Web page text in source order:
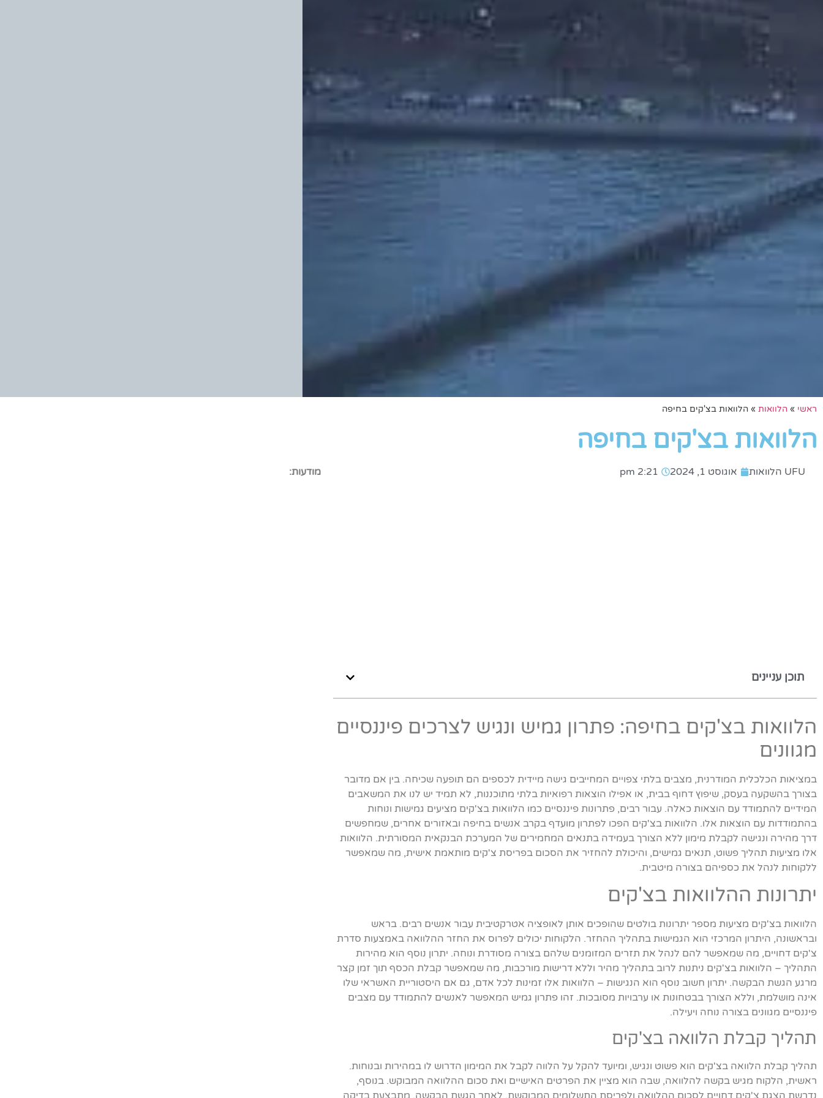
ראשי » הלוואות » הלוואות בצ'קים בחיפה
הלוואות בצ'קים בחיפה
UFU הלוואות אוגוסט 1, 2024 2:21 pm
תוכן עניינים
הלוואות בצ'קים בחיפה: פתרון גמיש ונגיש לצרכים פיננסיים
מגוונים
במציאות הכלכלית המודרנית, מצבים בלתי צפויים המחייבים גישה מיידית לכספים הם תופעה שכיחה. בין אם מדובר
בצורך בהשקעה בעסק, שיפוץ דחוף בבית, או אפילו הוצאות רפואיות בלתי מתוכננות, לא תמיד יש לנו את המשאבים
המידיים להתמודד עם הוצאות כאלה. עבור רבים, פתרונות פיננסיים כמו הלוואות בצ'קים מציעים גמישות ונוחות
בהתמודדות עם הוצאות אלו. הלוואות בצ'קים הפכו לפתרון מועדף בקרב אנשים בחיפה ובאזורים אחרים, שמחפשים
דרך מהירה ונגישה לקבלת מימון ללא הצורך בעמידה בתנאים המחמירים של המערכת הבנקאית המסורתית. הלוואות
אלו מציעות תהליך פשוט, תנאים גמישים, והיכולת להחזיר את הסכום בפריסת צ'קים מותאמת אישית, מה שמאפשר
ללקוחות לנהל את כספיהם בצורה מיטבית.
יתרונות ההלוואות בצ'קים
הלוואות בצ'קים מציעות מספר יתרונות בולטים שהופכים אותן לאופציה אטרקטיבית עבור אנשים רבים. בראש
ובראשונה, היתרון המרכזי הוא הגמישות בתהליך ההחזר. הלקוחות יכולים לפרוס את החזר ההלוואה באמצעות סדרת
צ'קים דחויים, מה שמאפשר להם לנהל את תזרים המזומנים שלהם בצורה מסודרת ונוחה. יתרון נוסף הוא מהירות
התהליך – הלוואות בצ'קים ניתנות לרוב בתהליך מהיר וללא דרישות מורכבות, מה שמאפשר קבלת הכסף תוך זמן קצר
מרגע הגשת הבקשה. יתרון חשוב נוסף הוא הנגישות – הלוואות אלו זמינות לכל אדם, גם אם היסטוריית האשראי שלו
אינה מושלמת, וללא הצורך בבטחונות או ערבויות מסובכות. זהו פתרון גמיש המאפשר לאנשים להתמודד עם מצבים
פיננסיים מגוונים בצורה נוחה ויעילה.
תהליך קבלת הלוואה בצ'קים
תהליך קבלת הלוואה בצ'קים הוא פשוט ונגיש, ומיועד להקל על הלווה לקבל את המימון הדרוש לו במהירות ובנוחות.
ראשית, הלקוח מגיש בקשה להלוואה, שבה הוא מציין את הפרטים האישיים ואת סכום ההלוואה המבוקש. בנוסף,
נדרשת הצגת צ'קים דחויים לסכום ההלוואה ולפריסת התשלומים המבוקשת. לאחר הגשת הבקשה, מתבצעת בדיקה
מודעות: